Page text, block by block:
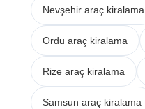
Nevşehir araç kiralama
Ordu araç kiralama
Rize araç kiralama
Samsun araç kiralama